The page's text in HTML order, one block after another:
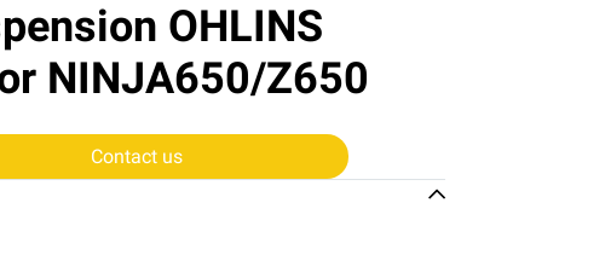
OHLINS
NINJA650/Z650
Contact us